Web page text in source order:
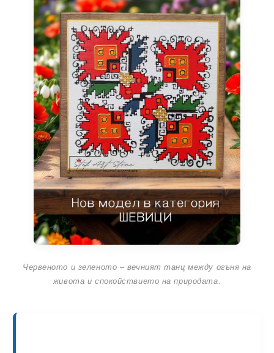
Червеното и зеленото – вечният танц между огъня на
живота и спокойствието на природата.